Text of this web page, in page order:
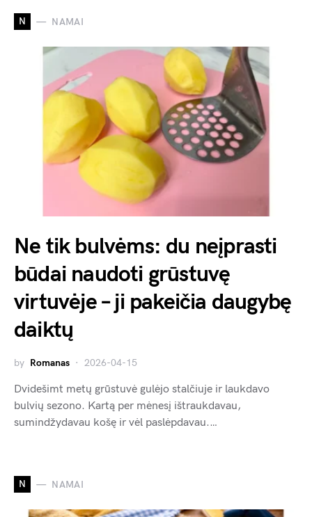
N NAMAI
Ne tik bulvėms: du neįprasti
būdai naudoti grūstuvę
virtuvėje – ji pakeičia daugybę
daiktų
by Romanas 2026-04-15
Dvidešimt metų grūstuvė gulėjo stalčiuje ir laukdavo
bulvių sezono. Kartą per mėnesį ištraukdavau,
sumindžydavau košę ir vėl paslėpdavau.…
N NAMAI